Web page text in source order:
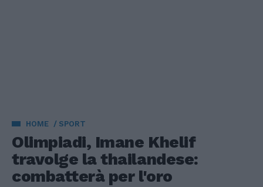
HOME SPORT
Olimpiadi, Imane Khelif
travolge la thailandese:
combatterà per l'oro